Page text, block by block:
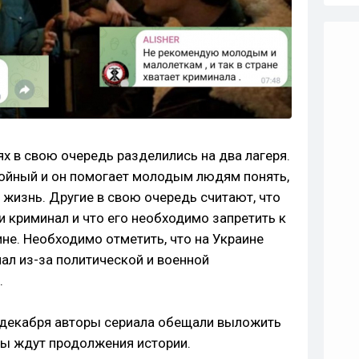
в свою очередь разделились на два лагеря.
и он помогает молодым людям понять,
Другие в свою очередь считают, что
криминал и что его необходимо запретить к
Необходимо отметить, что на Украине
из-за политической и военной
авторы сериала обещали выложить
ждут продолжения истории.